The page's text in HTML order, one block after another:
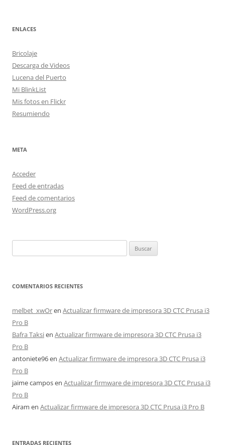
ENLACES
Bricolaje
Descarga de Videos
Lucena del Puerto
Mi BlinkList
Mis fotos en Flickr
Resumiendo
META
Acceder
Feed de entradas
Feed de comentarios
WordPress.org
COMENTARIOS RECIENTES
melbet_xwOren Actualizar firmware de impresora 3D CTC Prusa i3
Pro B
Bafra Taksien Actualizar firmware de impresora 3D CTC Prusa i3
Pro B
antoniete96en Actualizar firmware de impresora 3D CTC Prusa i3
Pro B
jaime camposen Actualizar firmware de impresora 3D CTC Prusa i3
Pro B
Airam en Actualizar firmware de impresora 3D CTC Prusa i3 Pro B
ENTRADAS RECIENTES